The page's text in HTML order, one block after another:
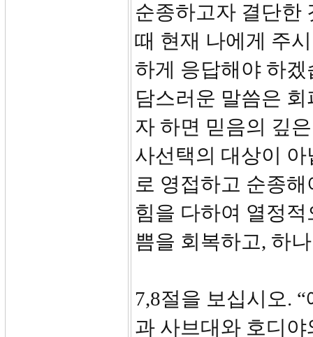
순종하고자 결단한
때 현재 나에게 주
하게 응답해야 하
담스러운 말씀은
자 하면 믿음의 깊
사선택의 대상이
로 영접하고 순종
힘을 다하여 열정
쁨을 회복하고, 하
7,8절을 보십시오.
과 사브대와 호디